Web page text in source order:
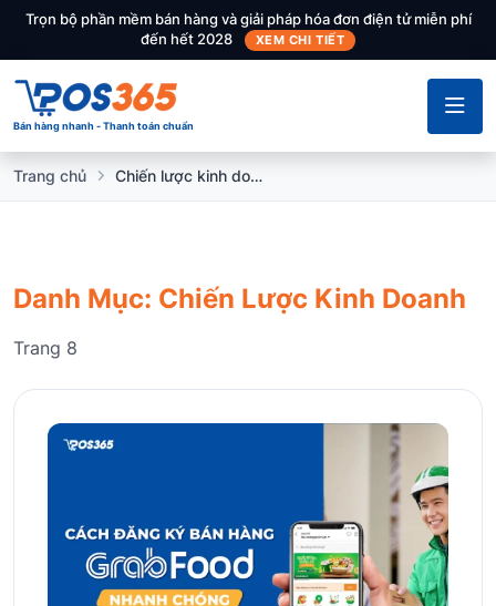
Trọn bộ phần mềm bán hàng và giải pháp hóa đơn điện tử miễn phí
đến hết 2028
XEM CHI TIẾT
Bán hàng nhanh - Thanh toán chuẩn
Trang chủ Chiến lược kinh doanh
Danh Mục: Chiến Lược Kinh Doanh
Trang 8